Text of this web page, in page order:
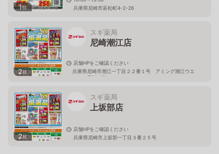
1枚
兵庫県尼崎市富松町4-2-26
2枚
スギ薬局
尼崎潮江店
店舗HPをご確認ください
兵庫県尼崎市潮江一丁目２２番１号 アミング潮江ウエ
スト１番館１階
2枚
スギ薬局
上坂部店
店舗HPをご確認ください
兵庫県尼崎市上坂部一丁目３番２５号